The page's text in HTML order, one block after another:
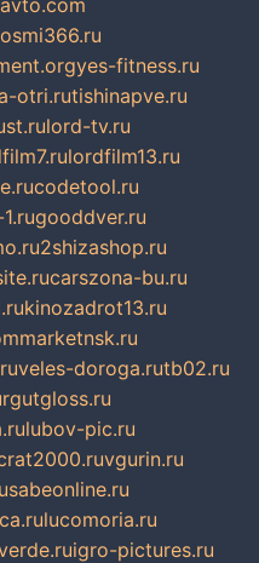
smi366.ru
yes-fitness.ru
otri.rutishinapve.ru
lord-tv.ru
lordfilm13.ru
codetool.ru
gooddver.ru
2shizashop.ru
carszona-bu.ru
kinozadrot13.ru
veles-doroga.rutb02.ru
lubov-pic.ru
vgurin.ru
sabeonline.ru
lucomoria.ru
igro-pictures.ru